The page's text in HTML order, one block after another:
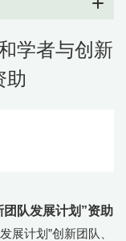
学者与创新
助
队发展计划”资助
展计划”创新团队、